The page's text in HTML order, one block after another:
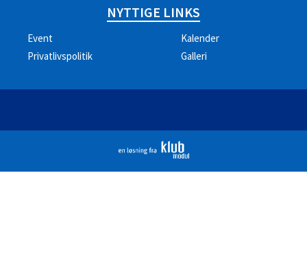
NYTTIGE LINKS
Event
Kalender
Privatlivspolitik
Galleri